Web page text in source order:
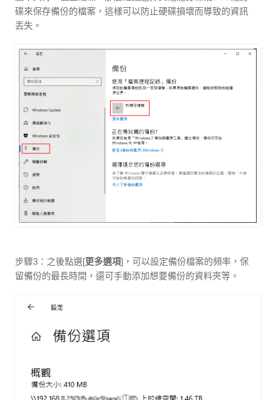
碟來保存備份的檔案，這樣可以防止硬碟損壞而導致的資訊
丟失。
步驟3：之後點選[更多選項]，可以設定備份檔案的頻率，保
留備份的最長時間，還可手動添加想要備份的資料夾等。